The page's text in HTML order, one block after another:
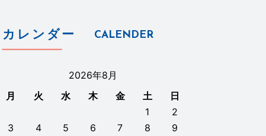
カレンダー CALENDER
2026年8月
月
火 水 木 金 土
日
1
2
3
4 5 6 7 8
9